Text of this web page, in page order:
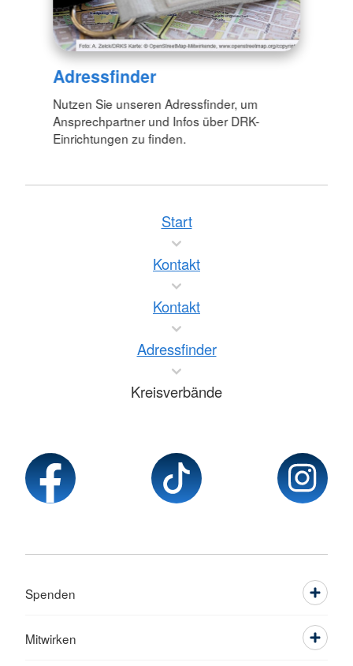
Adressfinder
Nutzen Sie unseren Adressfinder, um
Ansprechpartner und Infos über DRK-
Einrichtungen zu finden.
Start
Kontakt
Kontakt
Adressfinder
Kreisverbände
Spenden
Mitwirken